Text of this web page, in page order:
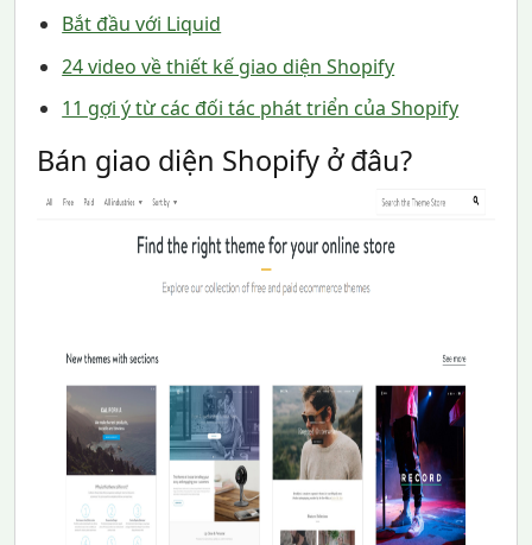
Bắt đầu với Liquid
24 video về thiết kế giao diện Shopify
11 gợi ý từ các đối tác phát triển của Shopify
Bán giao diện Shopify ở đâu?